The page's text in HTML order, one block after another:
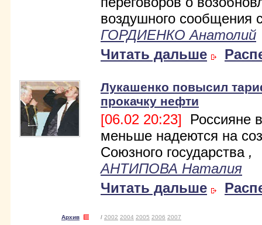
воздушного сообщения
ГОРДИЕНКО Анатолий
Читать дальше
Лукашенко повысил
прокачку нефти
[06.02 20:23] Россияне
меньше надеются на
Союзного государства ,
АНТИПОВА Наталия
Читать дальше
Архив / 2002 2004 2005 2006 2007